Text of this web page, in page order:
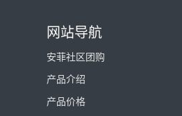
网站导航
安菲社区团购
产品介绍
产品价格